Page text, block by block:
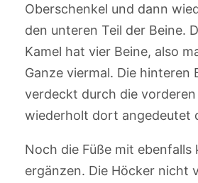
Oberschenkel und dann
den unteren Teil der Beine.
Kamel hat vier Beine, also
Ganze viermal. Die hinteren
verdeckt durch die vorderen
wiederholt dort angedeutet
Noch die Füße mit ebenfalls
ergänzen. Die Höcker nicht